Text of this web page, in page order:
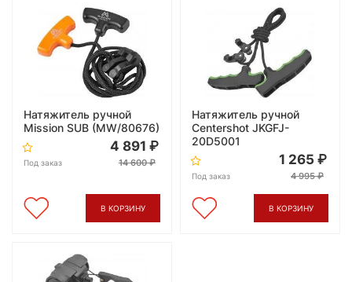
Натяжитель ручной
Mission SUB (MW/80676)
Под заказ
4 891
14 600
В КОРЗИНУ
Натяжитель ручной
Centershot JKGFJ-
20D5001
Под заказ
1 265
4 995
В КОРЗИНУ